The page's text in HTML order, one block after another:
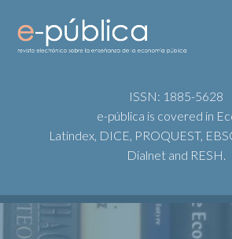
ISSN: 1885-5628
e-pública is covered in
Latindex, DICE, PROQUEST,
Dialnet and RESH.